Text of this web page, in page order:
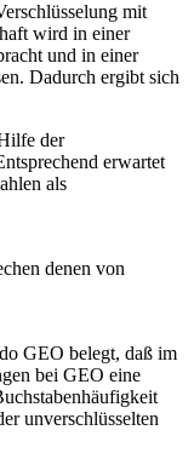
mit
wird in einer
und in einer
Dadurch ergibt sich
der
erwartet
als
denen von
GEO belegt, daß im
bei GEO eine
unverschlüsselten